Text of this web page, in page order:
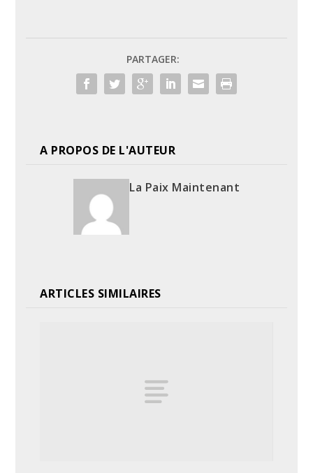
PARTAGER:
A PROPOS DE L'AUTEUR
La Paix Maintenant
ARTICLES SIMILAIRES